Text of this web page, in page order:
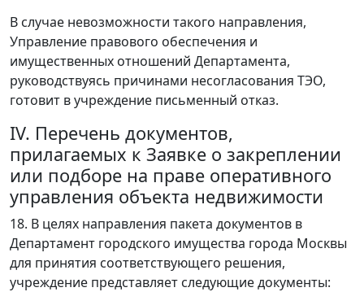
В случае невозможности такого направления,
Управление правового обеспечения и
имущественных отношений Департамента,
руководствуясь причинами несогласования ТЭО,
готовит в учреждение письменный отказ.
IV. Перечень документов,
прилагаемых к Заявке о закреплении
или подборе на праве оперативного
управления объекта недвижимости
18. В целях направления пакета документов в
Департамент городского имущества города Москвы
для принятия соответствующего решения,
учреждение представляет следующие документы: